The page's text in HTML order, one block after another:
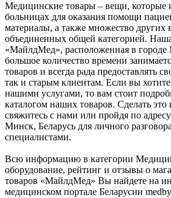
Медицинские товары – вещи, которые
больницах для оказания помощи
материалы, а также множество других
объединенных общей категорией.
«МайлдМед», расположенная в городе
большое количество времени
товаров и всегда рада предоставлять
так и старым клиентам. Если вы хотите
нашими услугами, то вам стоит
каталогом наших товаров. Сделать
свяжитесь с нами или пройдя по
Минск, Беларусь для личного
специалистами.
Всю информацию в категории
оборудование, рейтинг и отзывы о
товаров «МайлдМед» Вы найдете на
медицинском портале Беларусии